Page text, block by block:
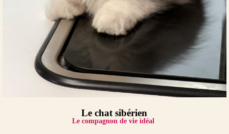
Le chat sibérien
Le compagnon de vie idéal